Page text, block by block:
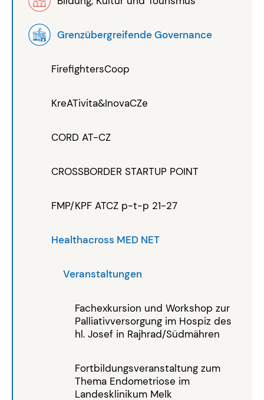
Grenzübergreifende Governance
FirefightersCoop
KreATivita&InovaCZe
CORD AT-CZ
CROSSBORDER STARTUP POINT
FMP/KPF ATCZ p-t-p 21-27
Healthacross MED NET
Veranstaltungen
Fachexkursion und Workshop zur
Palliativversorgung im Hospiz des
hl. Josef in Rajhrad/Südmähren
Fortbildungsveranstaltung zum
Thema Endometriose im
Landesklinikum Melk